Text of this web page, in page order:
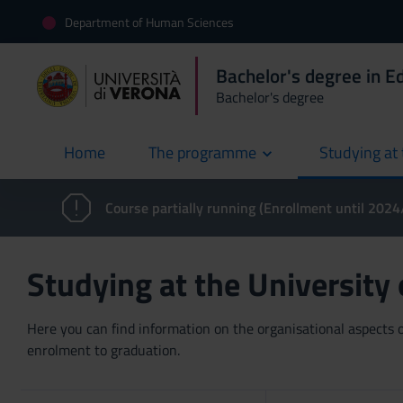
Department of Human Sciences
Bachelor's degree in
Bachelor's degree
Home
current The programme Studying
Course partially running (Enrollment until
Studying at the University
Here you can find information on the organisational
enrolment to graduation.